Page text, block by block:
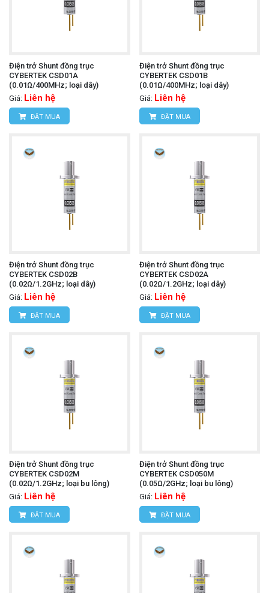
Điện trở Shunt đồng trục
CYBERTEK CSD01A
(0.01Ω/400MHz; loại dây)
Giá: Liên hệ
ĐẶT MUA
Điện trở Shunt đồng trục
CYBERTEK CSD01B
(0.01Ω/400MHz; loại dây)
Giá: Liên hệ
ĐẶT MUA
Điện trở Shunt đồng trục
CYBERTEK CSD02B
(0.02Ω/1.2GHz; loại dây)
Giá: Liên hệ
ĐẶT MUA
Điện trở Shunt đồng trục
CYBERTEK CSD02A
(0.02Ω/1.2GHz; loại dây)
Giá: Liên hệ
ĐẶT MUA
Điện trở Shunt đồng trục
CYBERTEK CSD02M
(0.02Ω/1.2GHz; loại bu lông)
Giá: Liên hệ
ĐẶT MUA
Điện trở Shunt đồng trục
CYBERTEK CSD050M
(0.05Ω/2GHz; loại bu lông)
Giá: Liên hệ
ĐẶT MUA